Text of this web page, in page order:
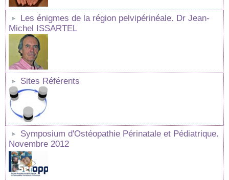
Les énigmes de la région pelvipérinéale. Dr Jean-
Michel ISSARTEL
Sites Référents
Symposium d'Ostéopathie Périnatale et Pédiatrique.
Novembre 2012